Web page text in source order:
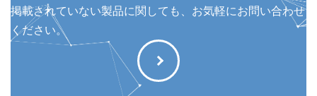
掲載されていない製品に関しても、お気軽にお問い合わせ
ください。